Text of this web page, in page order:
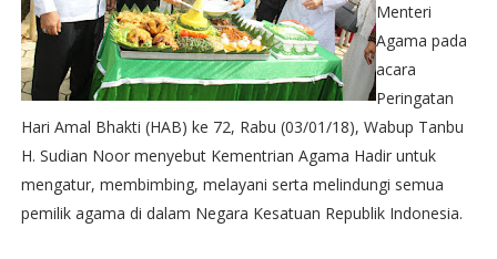
Menteri
Agama pada
acara
Peringatan
Hari Amal Bhakti (HAB) ke 72, Rabu (03/01/18), Wabup Tanbu
H. Sudian Noor menyebut Kementrian Agama Hadir untuk
mengatur, membimbing, melayani serta melindungi semua
pemilik agama di dalam Negara Kesatuan Republik Indonesia.